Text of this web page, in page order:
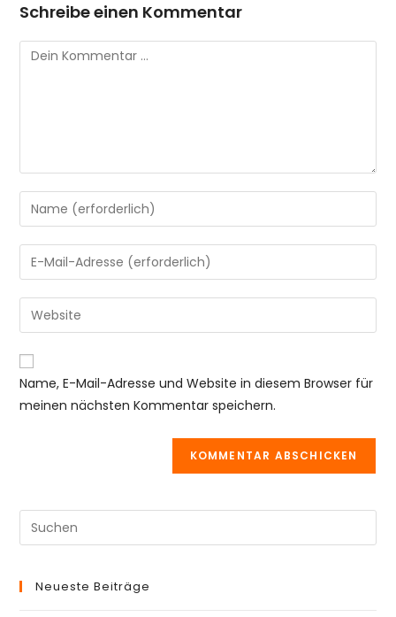
Schreibe einen Kommentar
Kommentar
Gib
deinen
Namen
oder
zum
Kommentieren
ein
Gib
deine
E-
Mail-
zum
Kommentieren
ein
Gib
deine
Website-
URL
Name, E-Mail-Adresse und Website in diesem Browser für
meinen nächsten Kommentar speichern.
Neueste Beiträge